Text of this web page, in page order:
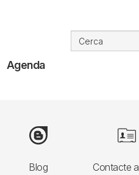
Agenda
Blog
Image
Contacte
Image